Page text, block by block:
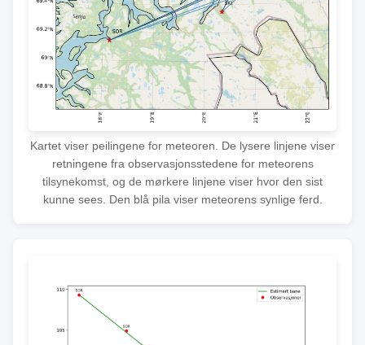
Kartet viser peilingene for meteoren. De lysere linjene viser
retningene fra observasjonsstedene for meteorens
tilsynekomst, og de mørkere linjene viser hvor den sist
kunne sees. Den blå pila viser meteorens synlige ferd.